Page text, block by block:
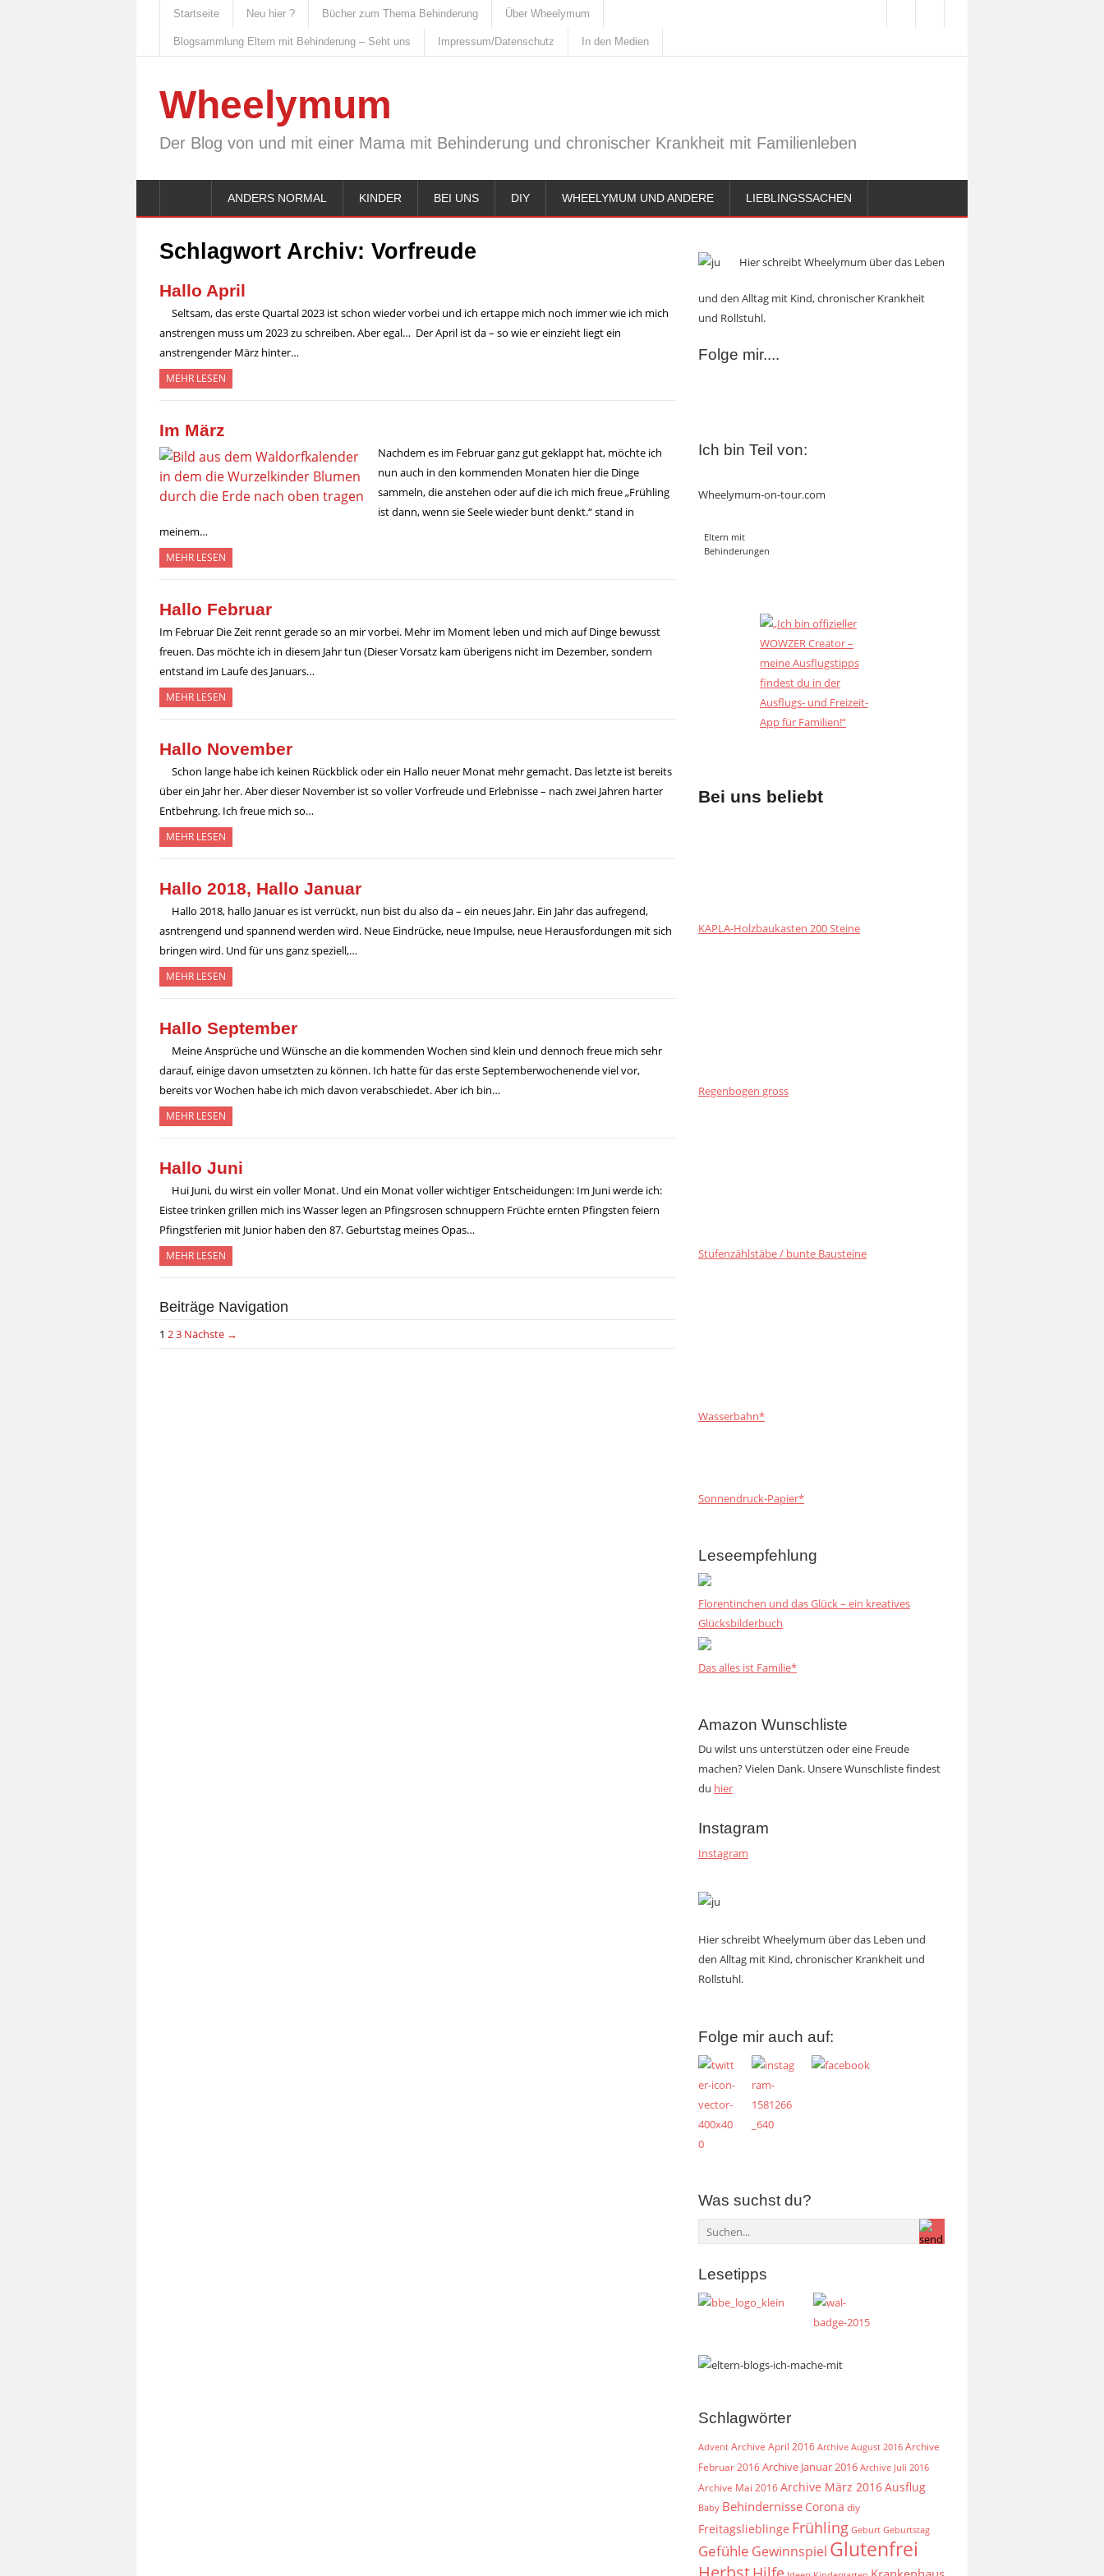
Startseite Neu hier ? Bücher zum Thema Behinderung Über Wheelymum
Blogsammlung Eltern mit Behinderung – Seht uns Impressum/Datenschutz In den Medien
Wheelymum
Der Blog von und mit einer Mama mit Behinderung und chronischer Krankheit mit Familienleben
ANDERS NORMAL KINDER BEI UNS DIY WHEELYMUM UND ANDERE LIEBLINGSSACHEN
Schlagwort Archiv: Vorfreude
Hallo April
Seltsam, das erste Quartal 2023 ist schon wieder vorbei und ich ertappe mich noch immer wie ich mich
anstrengen muss um 2023 zu schreiben. Aber egal… Der April ist da – so wie er einzieht liegt ein
anstrengender März hinter…
MEHR LESEN
Im März
Nachdem es im Februar ganz gut geklappt hat, möchte ich
nun auch in den kommenden Monaten hier die Dinge
sammeln, die anstehen oder auf die ich mich freue „Frühling
ist dann, wenn sie Seele wieder bunt denkt.“ stand in
meinem…
MEHR LESEN
Hallo Februar
Im Februar Die Zeit rennt gerade so an mir vorbei. Mehr im Moment leben und mich auf Dinge bewusst
freuen. Das möchte ich in diesem Jahr tun (Dieser Vorsatz kam überigens nicht im Dezember, sondern
entstand im Laufe des Januars…
MEHR LESEN
Hallo November
Schon lange habe ich keinen Rückblick oder ein Hallo neuer Monat mehr gemacht. Das letzte ist bereits
über ein Jahr her. Aber dieser November ist so voller Vorfreude und Erlebnisse – nach zwei Jahren harter
Entbehrung. Ich freue mich so…
MEHR LESEN
Hallo 2018, Hallo Januar
Hallo 2018, hallo Januar es ist verrückt, nun bist du also da – ein neues Jahr. Ein Jahr das aufregend,
asntrengend und spannend werden wird. Neue Eindrücke, neue Impulse, neue Herausfordungen mit sich
bringen wird. Und für uns ganz speziell,…
MEHR LESEN
Hallo September
Meine Ansprüche und Wünsche an die kommenden Wochen sind klein und dennoch freue mich sehr
darauf, einige davon umsetzten zu können. Ich hatte für das erste Septemberwochenende viel vor,
bereits vor Wochen habe ich mich davon verabschiedet. Aber ich bin…
MEHR LESEN
Hallo Juni
Hui Juni, du wirst ein voller Monat. Und ein Monat voller wichtiger Entscheidungen: Im Juni werde ich:
Eistee trinken grillen mich ins Wasser legen an Pfingsrosen schnuppern Früchte ernten Pfingsten feiern
Pfingstferien mit Junior haben den 87. Geburtstag meines Opas…
MEHR LESEN
Beiträge Navigation
1 23 Nächste →
Hier schreibt Wheelymum über das Leben
und den Alltag mit Kind, chronischer Krankheit
und Rollstuhl.
Folge mir....
Ich bin Teil von:
Wheelymum-on-tour.com
Eltern mit
Behinderungen
Bei uns beliebt
KAPLA-Holzbaukasten 200 Steine
Regenbogen gross
Stufenzählstäbe / bunte Bausteine
Wasserbahn*
Sonnendruck-Papier*
Leseempfehlung
Florentinchen und das Glück – ein kreatives
Glücksbilderbuch
Das alles ist Familie*
Amazon Wunschliste
Du wilst uns unterstützen oder eine Freude
machen? Vielen Dank. Unsere Wunschliste findest
du hier
Instagram
Instagram
Hier schreibt Wheelymum über das Leben und
den Alltag mit Kind, chronischer Krankheit und
Rollstuhl.
Folge mir auch auf:
Was suchst du?
Lesetipps
Schlagwörter
Advent Archive April 2016 Archive August 2016 Archive
Februar 2016Archive Januar 2016 Archive Juli 2016
Archive Mai 2016Archive März 2016Ausflug
Baby Behindernisse Corona diy
Freitagslieblinge Frühling Geburt Geburtstag
Gefühle Gewinnspiel Glutenfrei